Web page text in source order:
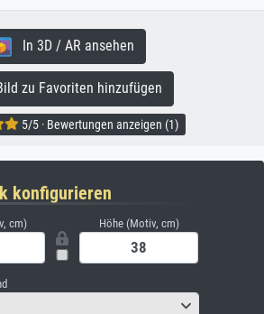
In 3D / AR ansehen
zu Favoriten hinzufügen
5/5 · Bewertungen anzeigen (1)
konfigurieren
cm) Höhe (Motiv, cm)